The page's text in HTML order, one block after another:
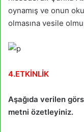
oynamış ve onun
olmasına vesile
4.ETKİNLİK
Aşağıda verilen
metni özetleyiniz.